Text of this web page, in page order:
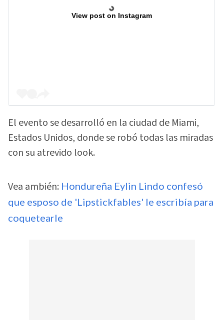
View post on Instagram
El evento se desarrolló en la ciudad de Miami,
Estados Unidos, donde se robó todas las miradas
con su atrevido look.
Vea ambién: Hondureña Eylin Lindo confesó
que esposo de 'Lipstickfables' le escribía para
coquetearle